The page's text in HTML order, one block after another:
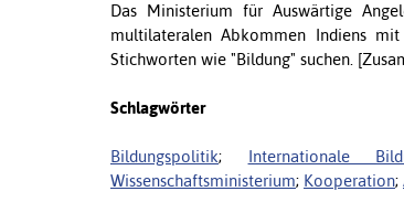
Das Ministerium für Auswärtige
multilateralen Abkommen Indiens
Stichworten wie "Bildung" suchen.
Schlagwörter
Bildungspolitik; Internationale
Wissenschaftsministerium; Kooperation;